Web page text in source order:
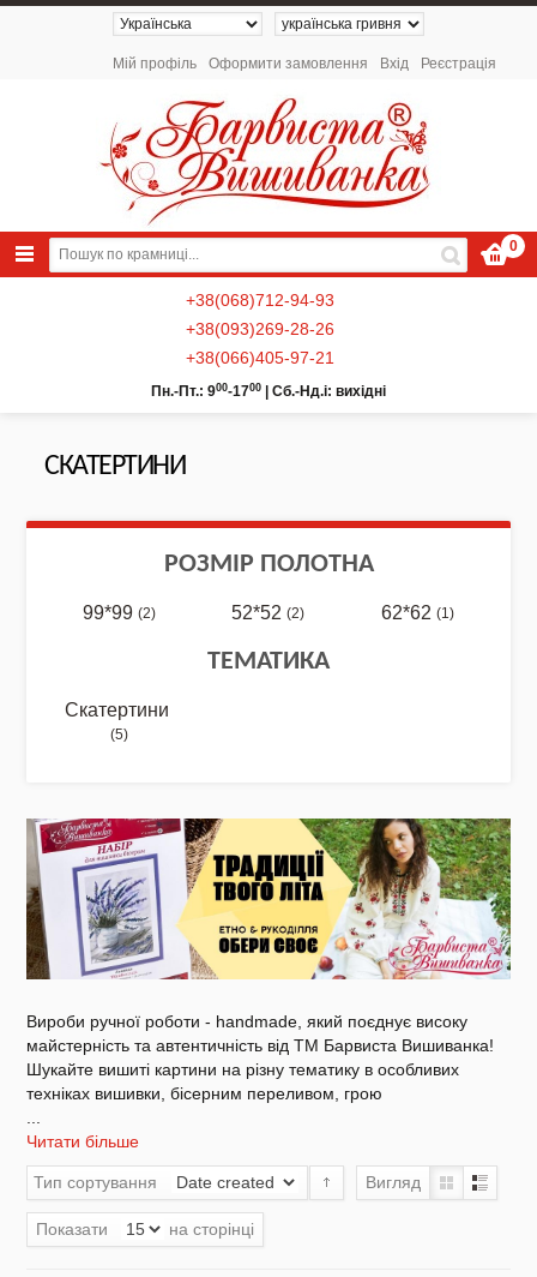
Мій профіль Оформити замовлення Вхід Реєстрація
0
+38(068)712-94-93
+38(093)269-28-26
+38(066)405-97-21
Пн.-Пт.: 900-1700 Сб.-Нд.і: вихідні
NEW 2026 - Колекція «Українські
NEW 2026 - "Українська айдентика -
проєкт про вишиванки"
Нова колекція - НАША: ЗЕМЛЯ, НЕБО,
КРАЇНА / Вишиванки
Акція
СКАТЕРТИНИ
Вироби ручної роботи - handmade, який поєднує високу
майстерність та автентичність від ТМ Барвиста Вишиванка!
Шукайте вишиті картини на різну тематику в особливих
техніках вишивки, бісерним переливом, грою
...
Читати більше
РОЗМІР ПОЛОТНА
99*99(2) 52*52(2) 62*62 (1)
ТЕМАТИКА
Скатертини
(5)
Тип сортування Вигляд
Показати на сторінці